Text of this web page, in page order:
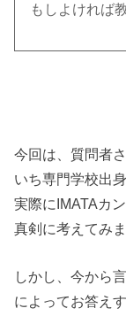
もしよければ
今回は、質問者
いち専門学校出
実際にIMATAカ
真剣に考えてみま
しかし、今から
によってお答え